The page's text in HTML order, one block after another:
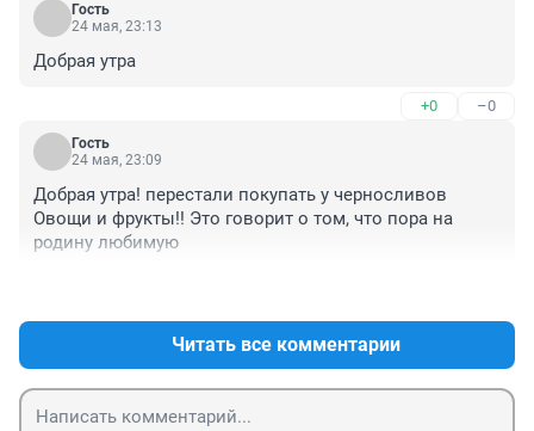
Гость
24 мая, 23:13
Добрая утра
+0 –0
Гость
24 мая, 23:09
Добрая утра! перестали покупать у черносливов
Овощи и фрукты!! Это говорит о том, что пора на
родину любимую
Читать все комментарии